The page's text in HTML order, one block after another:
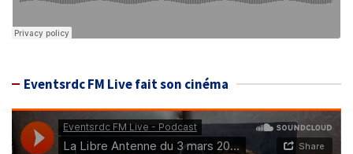
Eventsrdc FM Live fait son cinéma